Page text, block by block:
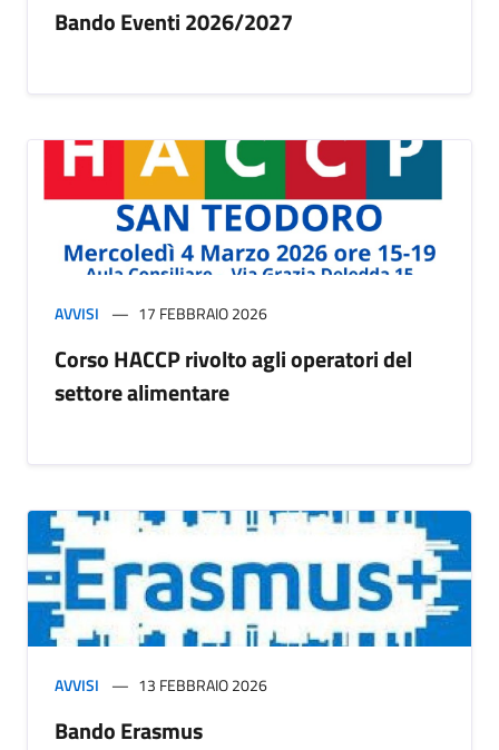
Bando Eventi 2026/2027
AVVISI 17 FEBBRAIO 2026
Corso HACCP rivolto agli operatori del
settore alimentare
AVVISI 13 FEBBRAIO 2026
Bando Erasmus